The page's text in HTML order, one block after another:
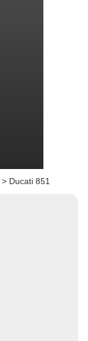
> Ducati 851